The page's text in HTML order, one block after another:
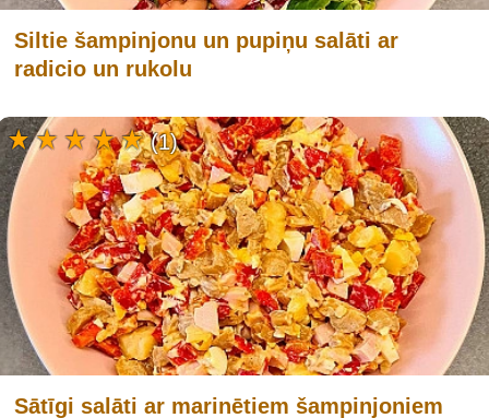
Siltie šampinjonu un pupiņu salāti ar
radicio un rukolu
Sātīgi salāti ar marinētiem šampinjoniem
(1)